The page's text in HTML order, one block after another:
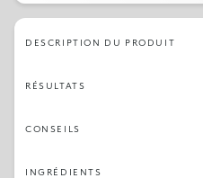
DESCRIPTION DU PRODUIT
RÉSULTATS
CONSEILS
INGRÉDIENTS